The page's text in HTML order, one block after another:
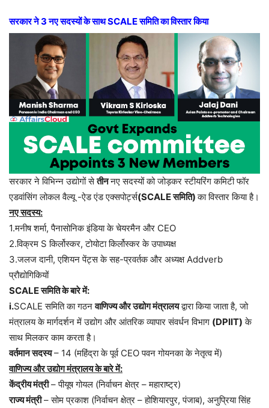
सरकार ने 3 नए सदस्यों के साथ SCALE समिति का विस्तार किया
सरकार ने विभिन्न उद्योगों सेतीननए सदस्यों को जोड़कर स्टीयरिंग कमिटी फॉर
एडवांसिंग लोकल वैल्यू -ऐड एंड एक्सपोर्ट्स(SCALE समिति)का विस्तार किया है।
नए सदस्य:
1.मनीष शर्मा, पैनासोनिक इंडिया के चेयरमैन और CEO
2.विक्रम S किर्लोस्कर, टोयोटा किर्लोस्कर के उपाध्यक्ष
3.जलज दानी, एशियन पेंट्स के सह-प्रवर्तक और अध्यक्ष Addverb
प्रौद्योगिकियों
SCALE समिति के बारे में:
i.SCALE समिति का गठनवाणिज्य और उद्योग मंत्रालयद्वारा किया जाता है, जो
मंत्रालय के मार्गदर्शन में उद्योग और आंतरिक व्यापार संवर्धन विभाग (DPIIT) के
साथ मिलकर काम करता है।
वर्तमान सदस्य– 14 (महिंद्रा के पूर्व CEO पवन गोयनका के नेतृत्व में)
वाणिज्य और उद्योग मंत्रालय के बारे में:
केंद्रीय मंत्री– पीयूष गोयल (निर्वाचन क्षेत्र – महाराष्ट्र)
राज्य मंत्री– सोम प्रकाश (निर्वाचन क्षेत्र – होशियारपुर, पंजाब), अनुप्रिया सिंह